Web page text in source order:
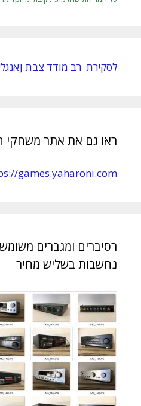
לסקירת רב מודד צבת
ראו גם את אתר משחקי
games.yaharoni.com/
רסיברים ומגברים
נחשבות בשליש מחיר